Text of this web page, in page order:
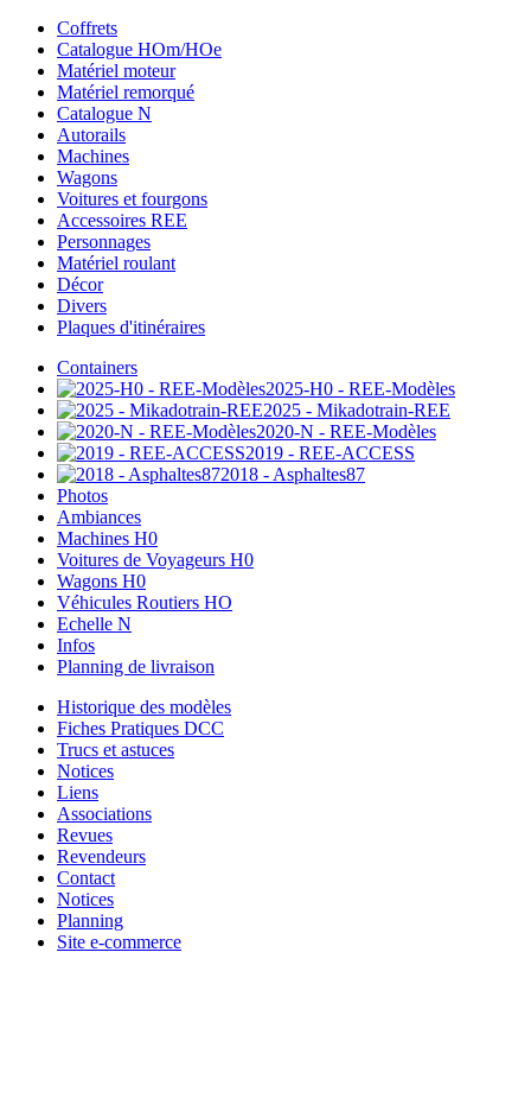
Coffrets
Catalogue HOm/HOe
Matériel moteur
Matériel remorqué
Catalogue N
Autorails
Machines
Wagons
Voitures et fourgons
Accessoires REE
Personnages
Matériel roulant
Décor
Divers
Plaques d'itinéraires
Containers
2025-H0 - REE-Modèles
2025 - Mikadotrain-REE
2020-N - REE-Modèles
2019 - REE-ACCESS
2018 - Asphaltes87
Photos
Ambiances
Machines H0
Voitures de Voyageurs H0
Wagons H0
Véhicules Routiers HO
Echelle N
Infos
Planning de livraison
Historique des modèles
Fiches Pratiques DCC
Trucs et astuces
Notices
Liens
Associations
Revues
Revendeurs
Contact
Notices
Planning
Site e-commerce